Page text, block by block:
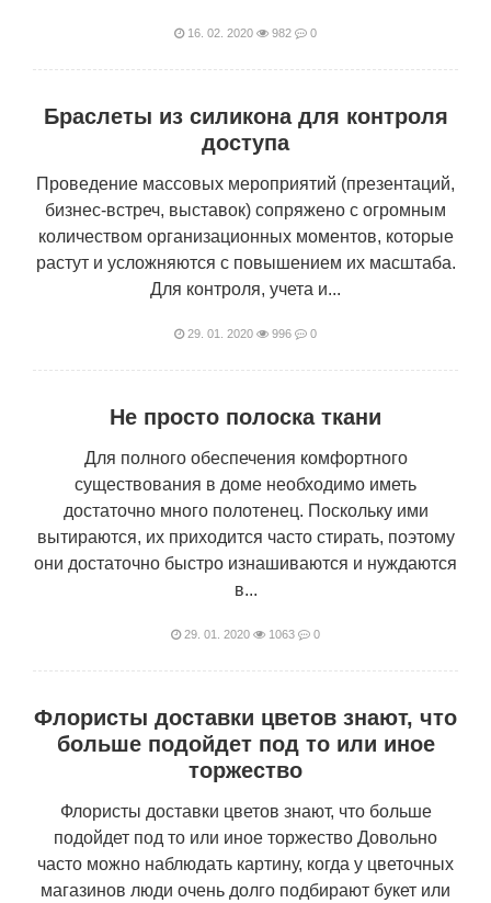
16. 02. 2020 982 0
Браслеты из силикона для контроля
доступа
Проведение массовых мероприятий (презентаций,
бизнес-встреч, выставок) сопряжено с огромным
количеством организационных моментов, которые
растут и усложняются с повышением их масштаба.
Для контроля, учета и...
29. 01. 2020 996 0
Не просто полоска ткани
Для полного обеспечения комфортного
существования в доме необходимо иметь
достаточно много полотенец. Поскольку ими
вытираются, их приходится часто стирать, поэтому
они достаточно быстро изнашиваются и нуждаются
в...
29. 01. 2020 1063 0
Флористы доставки цветов знают, что
больше подойдет под то или иное
торжество
Флористы доставки цветов знают, что больше
подойдет под то или иное торжество Довольно
часто можно наблюдать картину, когда у цветочных
магазинов люди очень долго подбирают букет или